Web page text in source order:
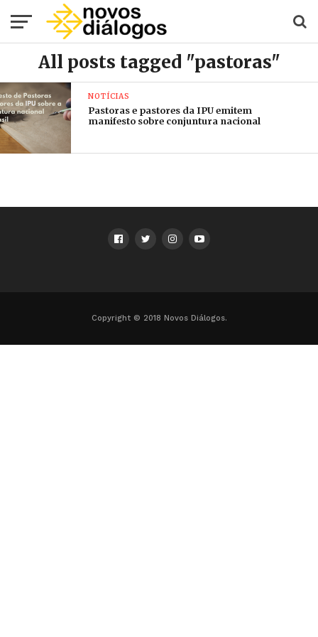
All posts tagged "pastoras"
NOTÍCIAS
Pastoras e pastores da IPU emitem
manifesto sobre conjuntura nacional
Copyright © 2018 Novos Diálogos.